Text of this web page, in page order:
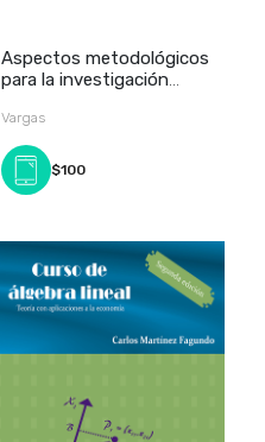
Aspectos metodológicos
para la investigación
Vargas
$100